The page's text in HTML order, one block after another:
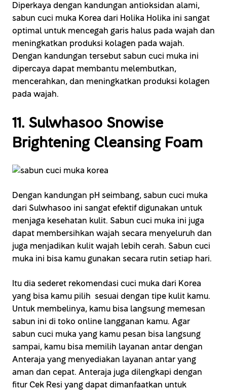
Diperkaya dengan kandungan antioksidan alami,
sabun cuci muka Korea dari Holika Holika ini sangat
optimal untuk mencegah garis halus pada wajah dan
meningkatkan produksi kolagen pada wajah.
Dengan kandungan tersebut sabun cuci muka ini
dipercaya dapat membantu melembutkan,
mencerahkan, dan meningkatkan produksi kolagen
pada wajah.
11. Sulwhasoo Snowise
Brightening Cleansing Foam
Dengan kandungan pH seimbang, sabun cuci muka
dari Sulwhasoo ini sangat efektif digunakan untuk
menjaga kesehatan kulit. Sabun cuci muka ini juga
dapat membersihkan wajah secara menyeluruh dan
juga menjadikan kulit wajah lebih cerah. Sabun cuci
muka ini bisa kamu gunakan secara rutin setiap hari.
Itu dia sederet rekomendasi cuci muka dari Korea
yang bisa kamu pilih sesuai dengan tipe kulit kamu.
Untuk membelinya, kamu bisa langsung memesan
sabun ini di toko online langganan kamu. Agar
sabun cuci muka yang kamu pesan bisa langsung
sampai, kamu bisa memilih layanan antar dengan
Anteraja yang menyediakan layanan antar yang
aman dan cepat. Anteraja juga dilengkapi dengan
fitur Cek Resi yang dapat dimanfaatkan untuk